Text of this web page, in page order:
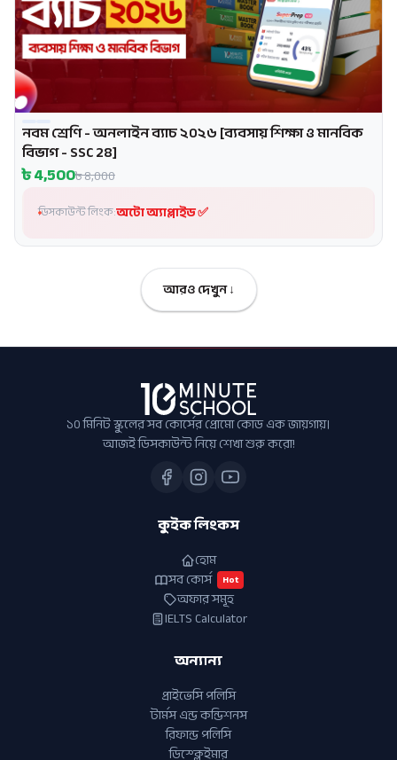
প্রোমো
নবম শ্রেণি - অনলাইন ব্যাচ ২০২৬ [ব্যবসায় শিক্ষা ও মানবিক
বিভাগ - SSC 28]
৳4,500৳8,000
ডিসকাউন্ট লিংক:অটো অ্যাপ্লাইড ✅
আরও দেখুন ↓
১০ মিনিট স্কুলের সব কোর্সের প্রোমো কোড এক জায়গায়।
আজই ডিসকাউন্ট নিয়ে শেখা শুরু করো!
কুইক লিংকস
হোম
সব কোর্স
Hot
অফার সমূহ
IELTS Calculator
অন্যান্য
প্রাইভেসি পলিসি
টার্মস এন্ড কন্ডিশনস
রিফান্ড পলিসি
ডিস্ক্লেইমার